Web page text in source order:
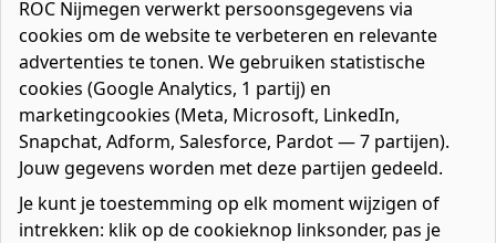
Contact
Over ons
Bedrijven
Favorieten0favorieten
Mijn ROC
Zoeken
ROC Nijmegen verwerkt persoonsgegevens via
cookies om de website te verbeteren en relevante
advertenties te tonen. We gebruiken statistische
cookies (Google Analytics, 1 partij) en
marketingcookies (Meta, Microsoft, LinkedIn,
Snapchat, Adform, Salesforce, Pardot — 7 partijen).
Jouw gegevens worden met deze partijen gedeeld.
Je kunt je toestemming op elk moment wijzigen of
intrekken: klik op de cookieknop linksonder, pas je